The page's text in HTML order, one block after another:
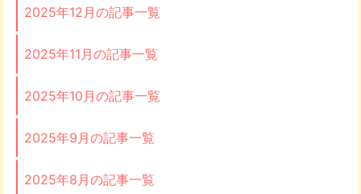
2025年12月の記事一覧
2025年11月の記事一覧
2025年10月の記事一覧
2025年9月の記事一覧
2025年8月の記事一覧